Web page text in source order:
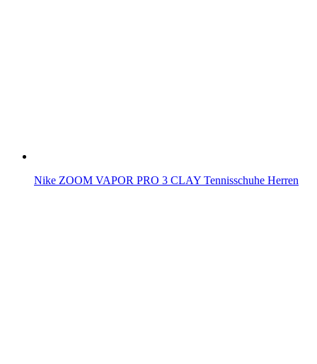
Nike ZOOM VAPOR PRO 3 CLAY Tennisschuhe Herren